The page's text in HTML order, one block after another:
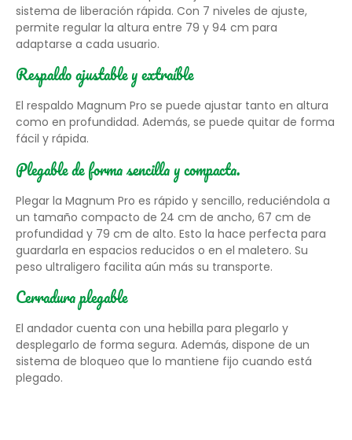
sistema de liberación rápida. Con 7 niveles de ajuste,
permite regular la altura entre 79 y 94 cm para
adaptarse a cada usuario.
Respaldo ajustable y extraíble
El respaldo Magnum Pro se puede ajustar tanto en altura
como en profundidad. Además, se puede quitar de forma
fácil y rápida.
Plegable de forma sencilla y compacta.
Plegar la Magnum Pro es rápido y sencillo, reduciéndola a
un tamaño compacto de 24 cm de ancho, 67 cm de
profundidad y 79 cm de alto. Esto la hace perfecta para
guardarla en espacios reducidos o en el maletero. Su
peso ultraligero facilita aún más su transporte.
Cerradura plegable
El andador cuenta con una hebilla para plegarlo y
desplegarlo de forma segura. Además, dispone de un
sistema de bloqueo que lo mantiene fijo cuando está
plegado.